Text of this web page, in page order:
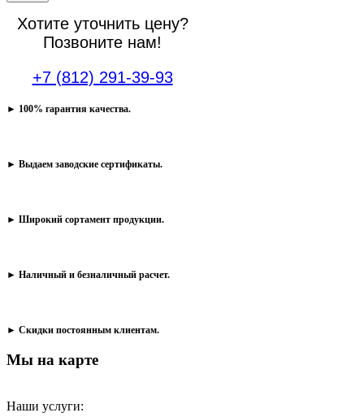
Хотите уточнить цену?
Позвоните нам!
+7 (812) 291-39-93
► 100% гарантия качества.
► Выдаем заводские сертификаты.
► Широкий сортамент продукции.
► Наличный и безналичный расчет.
► Скидки постоянным клиентам.
Мы на карте
Наши услуги: